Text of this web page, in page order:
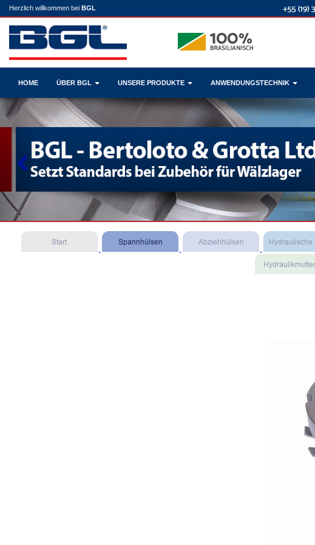
Herzlich willkommen bei BGL
HOME ÜBER BGL UNSERE PRODUKTE ANWENDUNGSTECHNIK
Previous